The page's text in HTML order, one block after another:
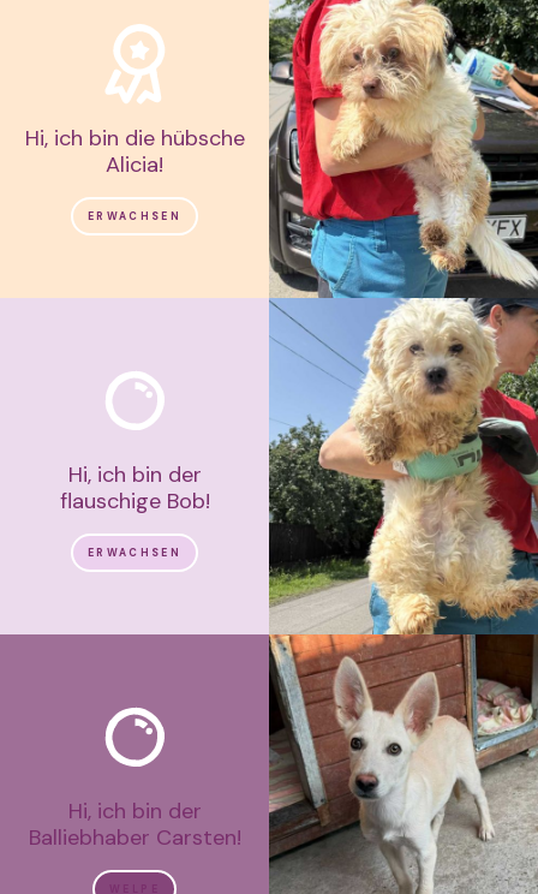
Hi, ich bin die hübsche
Alicia!
ERWACHSEN
Hi, ich bin der
flauschige Bob!
ERWACHSEN
Hi, ich bin der
Balliebhaber Carsten!